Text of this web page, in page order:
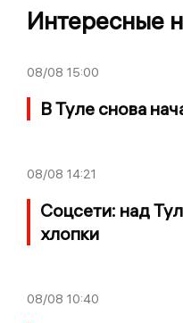
Интересные
08/08 15:00
В Туле снова
08/08 14:21
Соцсети: над
хлопки
08/08 10:40